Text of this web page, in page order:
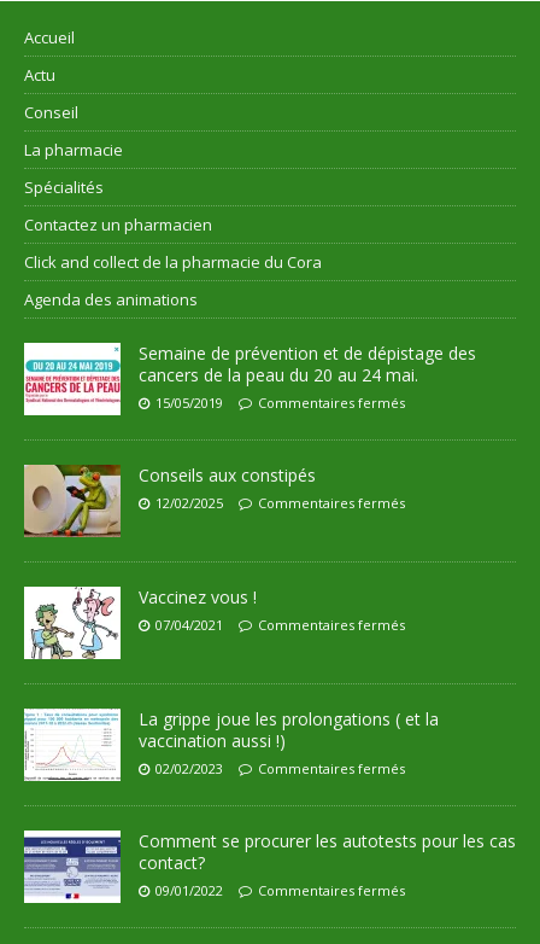
Accueil
Actu
Conseil
La pharmacie
Spécialités
Contactez un pharmacien
Click and collect de la pharmacie du Cora
Agenda des animations
Semaine de prévention et de dépistage des
cancers de la peau du 20 au 24 mai.
15/05/2019 Commentaires fermés
Conseils aux constipés
12/02/2025 Commentaires fermés
Vaccinez vous !
07/04/2021 Commentaires fermés
La grippe joue les prolongations ( et la
vaccination aussi !)
02/02/2023 Commentaires fermés
Comment se procurer les autotests pour les cas
contact?
09/01/2022 Commentaires fermés